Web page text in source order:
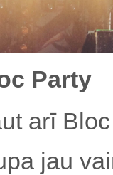
Party
arī
jau